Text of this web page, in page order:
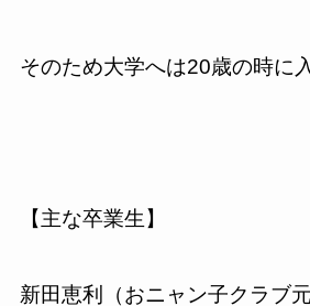
そのため大学へは20歳の時に
【主な卒業生】
新田恵利（おニャン子クラブ元